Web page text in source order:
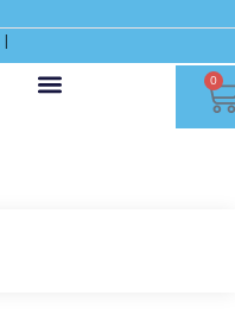
|
0